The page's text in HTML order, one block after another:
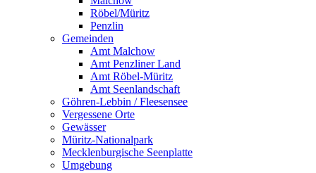
Röbel/Müritz
Penzlin
Gemeinden
Amt Malchow
Amt Penzliner Land
Amt Röbel-Müritz
Amt Seenlandschaft
Göhren-Lebbin / Fleesensee
Vergessene Orte
Gewässer
Müritz-Nationalpark
Mecklenburgische Seenplatte
Umgebung